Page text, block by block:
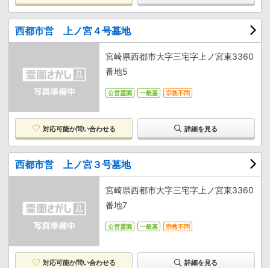
西都市営 上ノ宮４号墓地
宮崎県西都市大字三宅字上ノ宮東3360
番地5
公営霊園 一般墓 宗教不問
対応可能か問い合わせる 詳細を見る
西都市営 上ノ宮３号墓地
宮崎県西都市大字三宅字上ノ宮東3360
番地7
公営霊園 一般墓 宗教不問
対応可能か問い合わせる 詳細を見る